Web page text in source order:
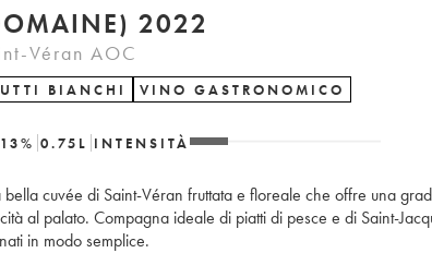
(DOMAINE) 2022
Véran AOC
BIANCHI VINO GASTRONOMICO
13% 0.75 L INTENSITÀ
bella cuvée di Saint-Véran fruttata e floreale che offre una
al palato. Compagna ideale di piatti di pesce e di Saint-
in modo semplice.